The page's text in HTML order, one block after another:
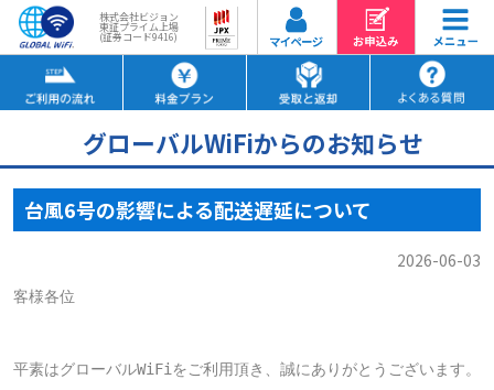
株式会社ビジョン
東証プライム上場
(証券コード9416)
グローバルWiFiからのお知らせ
台風6号の影響による配送遅延について
2026-06-03
客様各位
平素はグローバルWiFiをご利用頂き、誠にありがとうございます。